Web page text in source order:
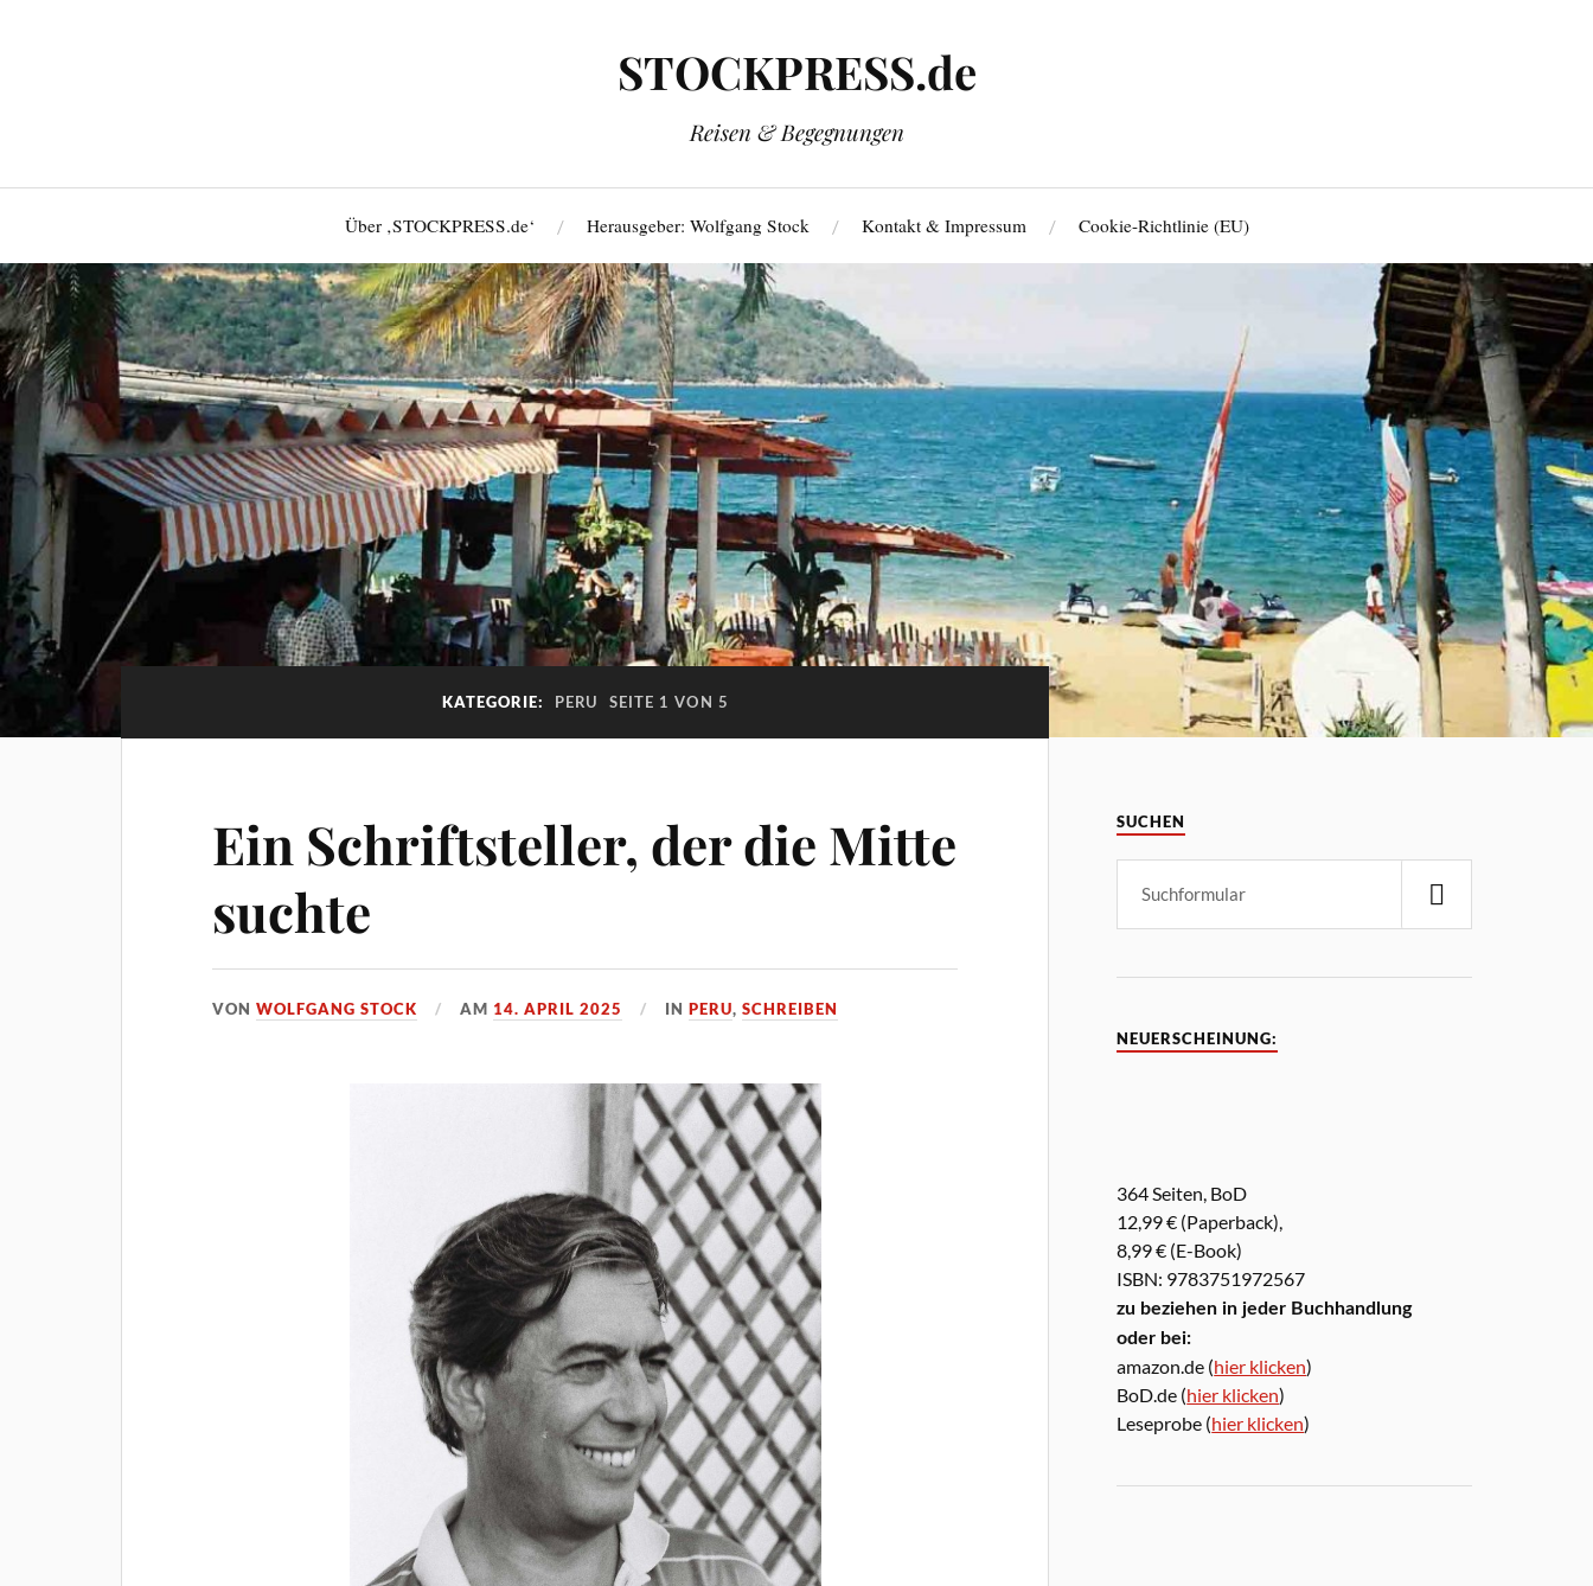
STOCKPRESS.de
Reisen & Begegnungen
Über ‚STOCKPRESS.de‘ Herausgeber: Wolfgang Stock Kontakt & Impressum Cookie-Richtlinie (EU)
KATEGORIE: PERU SEITE 1 VON 5
Ein Schriftsteller, der die Mitte
suchte
VONWOLFGANG STOCK AM 14. APRIL 2025 INPERU,SCHREIBEN
SUCHEN
NEUERSCHEINUNG:
364 Seiten, BoD
12,99 € (Paperback),
8,99 € (E-Book)
ISBN: 9783751972567
zu beziehen in jeder Buchhandlung
oder bei:
amazon.de (hier klicken)
BoD.de (hier klicken)
Leseprobe (hier klicken)